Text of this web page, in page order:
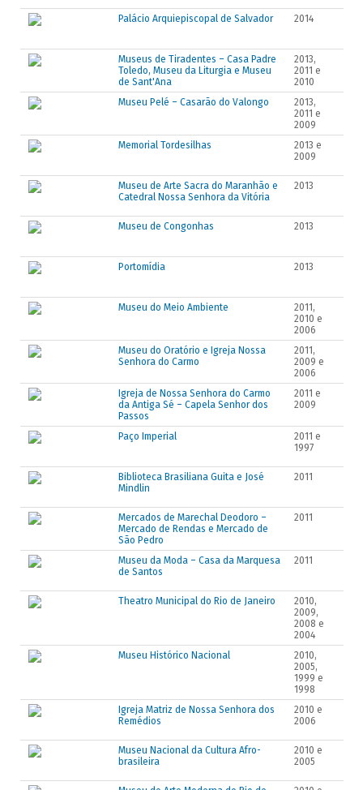
Palácio Arquiepiscopal de Salvador 2014
Museus de Tiradentes – Casa Padre
Toledo, Museu da Liturgia e Museu
de Sant'Ana
2013,
2011 e
2010
Museu Pelé – Casarão do Valongo
2013,
2011 e
2009
Memorial Tordesilhas
2013 e
2009
Museu de Arte Sacra do Maranhão e
Catedral Nossa Senhora da Vitória
2013
Museu de Congonhas 2013
Portomídia 2013
Museu do Meio Ambiente
2011,
2010 e
2006
Museu do Oratório e Igreja Nossa
Senhora do Carmo
2011,
2009 e
2006
Igreja de Nossa Senhora do Carmo
da Antiga Sé – Capela Senhor dos
Passos
2011 e
2009
Paço Imperial
2011 e
1997
Biblioteca Brasiliana Guita e José
Mindlin
2011
Mercados de Marechal Deodoro –
Mercado de Rendas e Mercado de
São Pedro
2011
Museu da Moda – Casa da Marquesa
de Santos
2011
Theatro Municipal do Rio de Janeiro
2010,
2009,
2008 e
2004
Museu Histórico Nacional
2010,
2005,
1999 e
1998
Igreja Matriz de Nossa Senhora dos
Remédios
2010 e
2006
Museu Nacional da Cultura Afro-
brasileira
2010 e
2005